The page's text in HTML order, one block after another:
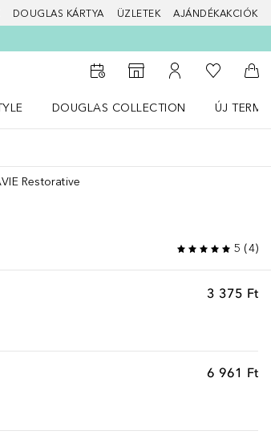
DOUGLAS KÁRTYA ÜZLETEK AJÁNDÉKAKCIÓK
Az üzletkeresőhöz
A fiókomhoz
A
DOUGLAS COLLECTION
ÚJ
Restorative
5 (4)
3 375 Ft
6 961 Ft